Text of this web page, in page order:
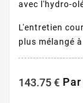
avec l'hydro-
L'entretien
plus mélangé
143.75 € Par